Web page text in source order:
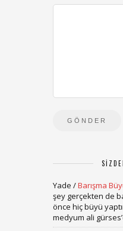
Yade /Barışma
şey gerçekten de
önce hiç büyü
medyum ali